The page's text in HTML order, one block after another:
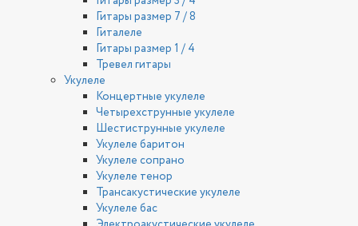
Гитары размер 7 / 8
Гиталеле
Гитары размер 1 / 4
Тревел гитары
Укулеле
Концертные укулеле
Четырехструнные укулеле
Шестиструнные укулеле
Укулеле баритон
Укулеле сопрано
Укулеле тенор
Трансакустические укулеле
Укулеле бас